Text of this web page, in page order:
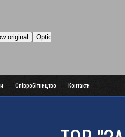
Співробітництво Контакти